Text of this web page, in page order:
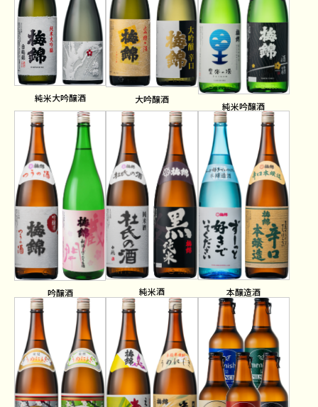
純米大吟醸酒 大吟醸酒
純米吟醸酒
吟醸酒 純米酒 本醸造酒